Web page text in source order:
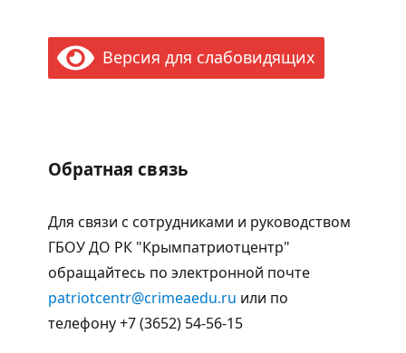
Версия для слабовидящих
Обратная связь
Для связи с сотрудниками и руководством
ГБОУ ДО РК "Крымпатриотцентр"
обращайтесь по электронной почте
patriotcentr@crimeaedu.ru или по
телефону +7 (3652) 54-56-15